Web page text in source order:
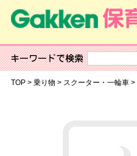
TOP> 乗り物 > スクーター・一輪車>